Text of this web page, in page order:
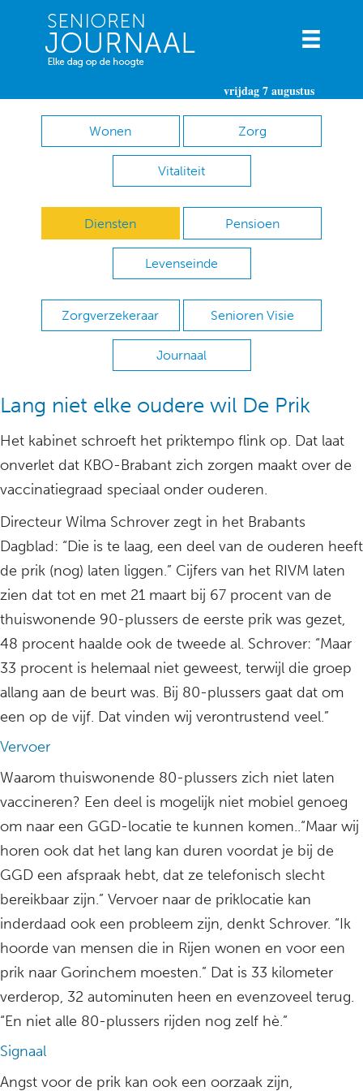
vrijdag 7 augustus
Wonen Zorg
Vitaliteit
Diensten Pensioen
Levenseinde
Zorgverzekeraar Senioren Visie
Journaal
Lang niet elke oudere wil De Prik
Het kabinet schroeft het priktempo flink op. Dat laat
onverlet dat KBO-Brabant zich zorgen maakt over de
vaccinatiegraad speciaal onder ouderen.
Directeur Wilma Schrover zegt in het Brabants
Dagblad: “Die is te laag, een deel van de ouderen heeft
de prik (nog) laten liggen.” Cijfers van het RIVM laten
zien dat tot en met 21 maart bij 67 procent van de
thuiswonende 90-plussers de eerste prik was gezet,
48 procent haalde ook de tweede al. Schrover: “Maar
33 procent is helemaal niet geweest, terwijl die groep
allang aan de beurt was. Bij 80-plussers gaat dat om
een op de vijf. Dat vinden wij verontrustend veel.”
Vervoer
Waarom thuiswonende 80-plussers zich niet laten
vaccineren? Een deel is mogelijk niet mobiel genoeg
om naar een GGD-locatie te kunnen komen..“Maar wij
horen ook dat het lang kan duren voordat je bij de
GGD een afspraak hebt, dat ze telefonisch slecht
bereikbaar zijn.” Vervoer naar de priklocatie kan
inderdaad ook een probleem zijn, denkt Schrover. “Ik
hoorde van mensen die in Rijen wonen en voor een
prik naar Gorinchem moesten.” Dat is 33 kilometer
verderop, 32 autominuten heen en evenzoveel terug.
“En niet alle 80-plussers rijden nog zelf hè.”
Signaal
Angst voor de prik kan ook een oorzaak zijn,